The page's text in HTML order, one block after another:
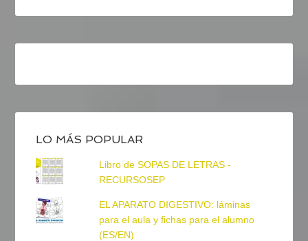
LO MÁS POPULAR
Libro de SOPAS DE LETRAS -
RECURSOSEP
EL APARATO DIGESTIVO: láminas
para el aula y fichas para el alumno
(ES/EN)